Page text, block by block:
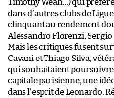
Timothy Weah…) qui
dans d’autres clubs de
clinquant au rendement
Alessandro Florenzi, Sergio
Mais les critiques fusent
Cavani et Thiago Silva,
qui souhaitaient poursuivre
capitale parisienne, une
dans l’esprit de Leonardo.